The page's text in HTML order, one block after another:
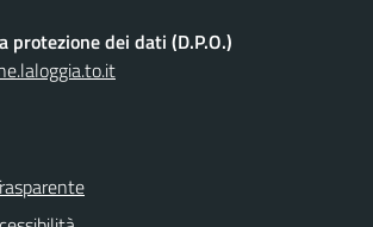
protezione dei dati (D.P.O.)